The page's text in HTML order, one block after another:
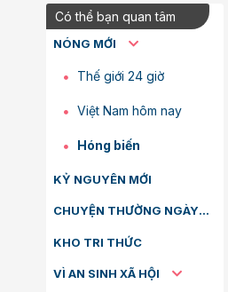
Có thể bạn quan tâm
NÓNG MỚI
Thế giới 24 giờ
Việt Nam hôm nay
Hóng biến
KỶ NGUYÊN MỚI
CHUYỆN THƯỜNG NGÀY
KHO TRI THỨC
VÌ AN SINH XÃ HỘI